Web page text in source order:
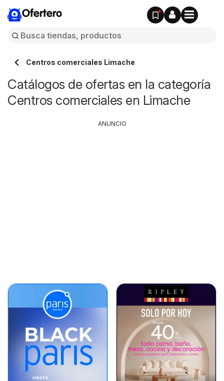
Ofertero
Centros comerciales Limache
Catálogos de ofertas en la categoría
Centros comerciales en Limache
ANUNCIO